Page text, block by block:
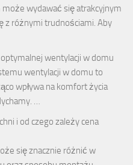
wydawać się atrakcyjnym
z różnymi trudnościami. Aby
wentylacji w domu
wentylacji w domu to
wpływa na komfort życia
…
i od czego zależy cena
się znacznie różnić w